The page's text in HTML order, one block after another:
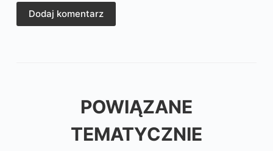
Dodaj komentarz
POWIĄZANE
TEMATYCZNIE